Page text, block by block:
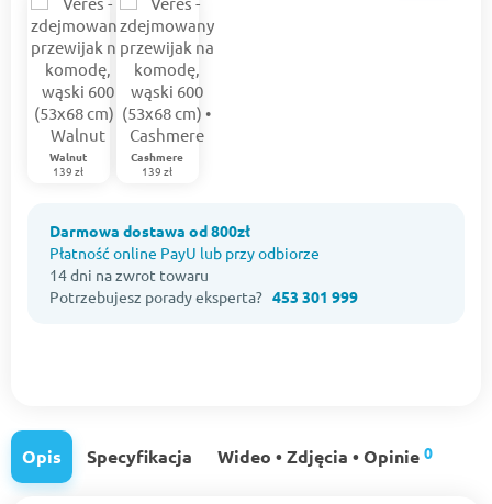
Walnut
139 zł
Cashmere
139 zł
Darmowa dostawa od 800zł
Płatność online PayU lub przy odbiorze
14 dni na zwrot towaru
Potrzebujesz porady eksperta? 453 301 999
Opis Specyfikacja Wideo • Zdjęcia • Opinie 0